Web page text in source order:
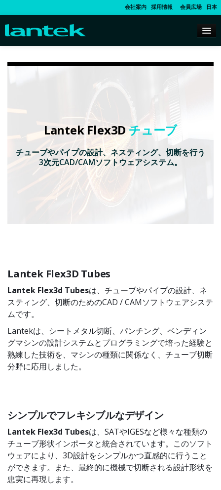
会社案内 採用情報 会員広場 日本
Lantek Flex3D チューブ
チューブやパイプの設計、ネスティング、切断を行う
3次元CAD/CAMソフトウェアシステム。
Lantek Flex3D Tubes
Lantek Flex3d Tubesは、チューブやパイプの設計、ネ
スティング、切断のためのCAD / CAMソフトウェアシステ
ムです。
Lantekは、シートメタル切断、パンチング、ベンディン
グマシンの設計システムとプログラミングで培った経験と
熟練した技術を、マシンの種類に関係なく、チューブ切断
分野に応用しました。
シンプルでフレキシブルなデザイン
Lantek Flex3d Tubesは、SATやIGESなど様々な種類の
チューブ形状インポータと統合されています。このソフト
ウェアにより、3D設計をシンプルかつ直感的に行うこと
ができます。また、最終的に機械で切断される設計形状を
忠実に再現します。